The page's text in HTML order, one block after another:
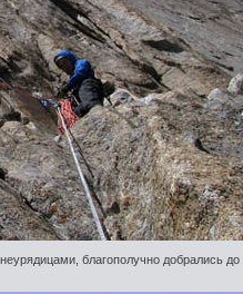
благополучно добрались до